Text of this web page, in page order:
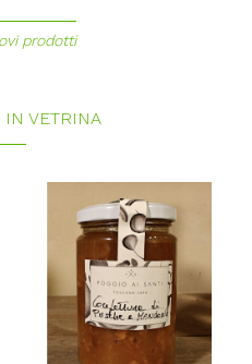
prodotti
Confettura pesca e menta
6,50 €Tasse incluse
IN VETRINA